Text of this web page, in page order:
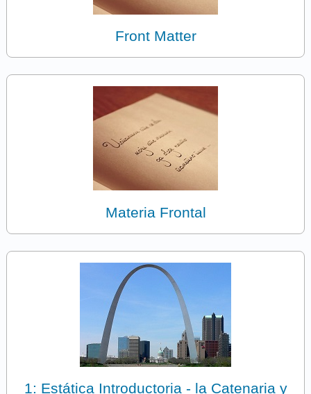
Front Matter
Materia Frontal
1: Estática Introductoria - la Catenaria y